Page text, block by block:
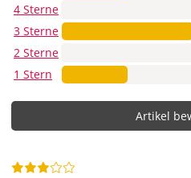
4 Sterne
3 Sterne
2 Sterne
1 Stern
Artikel